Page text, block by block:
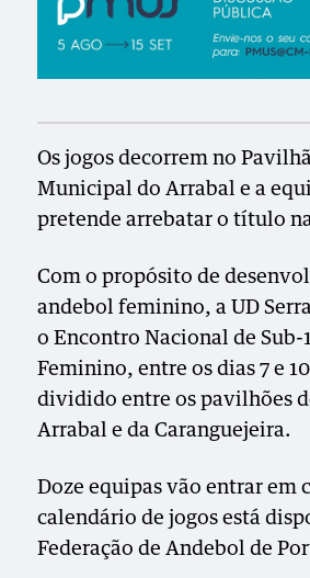
Os jogos decorrem no
Municipal do Arrabal e a
pretende arrebatar o título
Com o propósito de
andebol feminino, a UD
o Encontro Nacional de Sub-
Feminino, entre os dias 7 e
dividido entre os pavilhões
Arrabal e da Caranguejeira.
Doze equipas vão entrar em
calendário de jogos está
Federação de Andebol de